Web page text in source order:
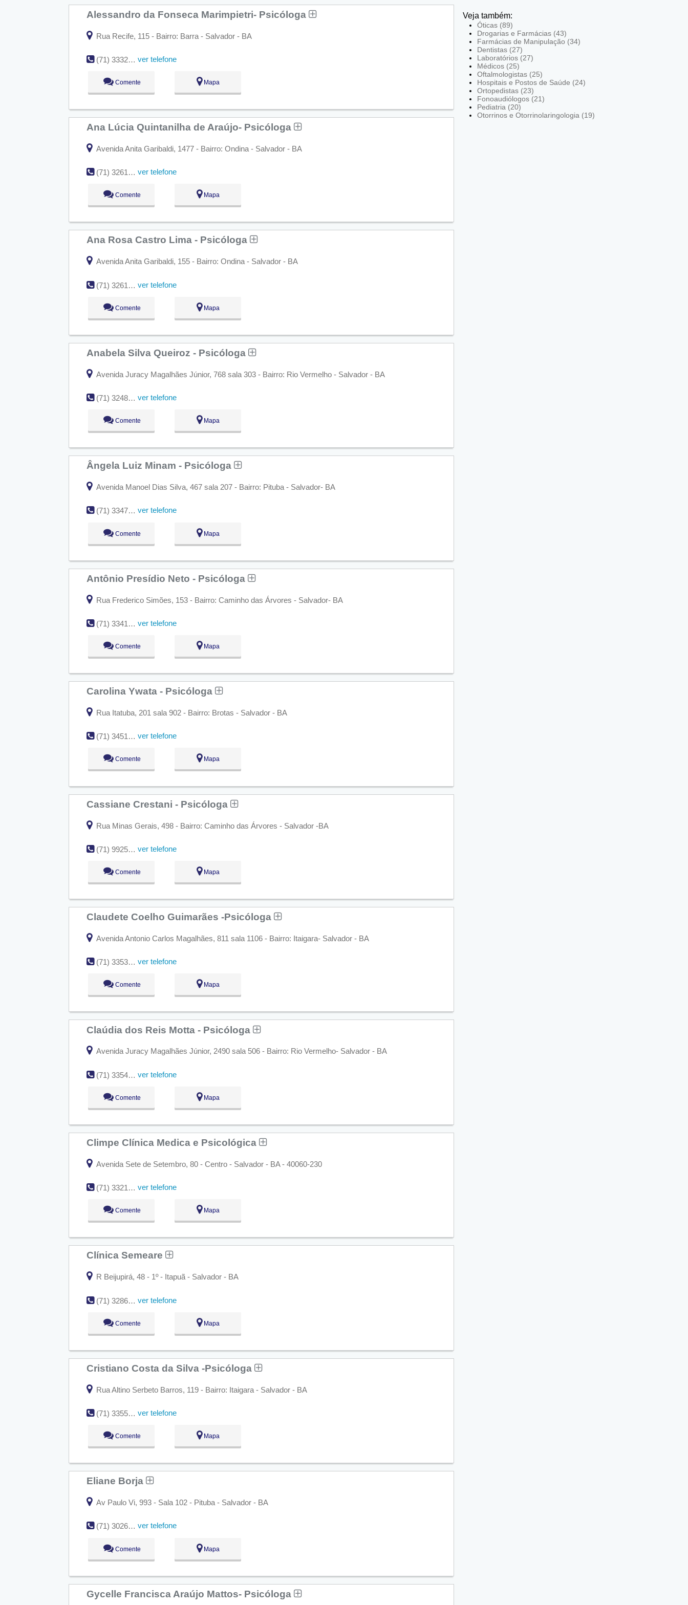
Alessandro da Fonseca Marimpietri- Psicóloga
Rua Recife, 115 - Bairro: Barra - Salvador - BA
(71) 3332-3132 ver telefone
Comente Mapa
Ana Lúcia Quintanilha de Araújo- Psicóloga
Avenida Anita Garibaldi, 1477 - Bairro: Ondina - Salvador - BA
(71) 3261-0748 ver telefone
Comente Mapa
Ana Rosa Castro Lima - Psicóloga
Avenida Anita Garibaldi, 155 - Bairro: Ondina - Salvador - BA
(71) 3261-8492 ver telefone
Comente Mapa
Anabela Silva Queiroz - Psicóloga
Avenida Juracy Magalhães Júnior, 768 sala 303 - Bairro: Rio Vermelho - Salvador - BA
(71) 3248-5916 ver telefone
Comente Mapa
Ângela Luiz Minam - Psicóloga
Avenida Manoel Dias Silva, 467 sala 207 - Bairro: Pituba - Salvador- BA
(71) 3347-5483 ver telefone
Comente Mapa
Antônio Presídio Neto - Psicóloga
Rua Frederico Simões, 153 - Bairro: Caminho das Árvores - Salvador- BA
(71) 3341-0978 ver telefone
Comente Mapa
Carolina Ywata - Psicóloga
Rua Itatuba, 201 sala 902 - Bairro: Brotas - Salvador - BA
(71) 3451-1112 ver telefone
Comente Mapa
Cassiane Crestani - Psicóloga
Rua Minas Gerais, 498 - Bairro: Caminho das Árvores - Salvador -BA
(71) 9925-4349 ver telefone
Comente Mapa
Claudete Coelho Guimarães -Psicóloga
Avenida Antonio Carlos Magalhães, 811 sala 1106 - Bairro: Itaigara- Salvador - BA
(71) 3353-7062 ver telefone
Comente Mapa
Claúdia dos Reis Motta - Psicóloga
Avenida Juracy Magalhães Júnior, 2490 sala 506 - Bairro: Rio Vermelho- Salvador - BA
(71) 3354-3352 ver telefone
Comente Mapa
Climpe Clínica Medica e Psicológica
Avenida Sete de Setembro, 80 - Centro - Salvador - BA - 40060-230
(71) 3321-5507 ver telefone
Comente Mapa
Clínica Semeare
R Beijupirá, 48 - 1º - Itapuã - Salvador - BA
(71) 3286-1016 ver telefone
Comente Mapa
Cristiano Costa da Silva -Psicóloga
Rua Altino Serbeto Barros, 119 - Bairro: Itaigara - Salvador - BA
(71) 3355-5800 ver telefone
Comente Mapa
Eliane Borja
Av Paulo Vi, 993 - Sala 102 - Pituba - Salvador - BA
(71) 3026-5356 ver telefone
Comente Mapa
Gycelle Francisca Araújo Mattos- Psicóloga
Veja também:
Óticas (89)
Drogarias e Farmácias (43)
Farmácias de Manipulação (34)
Dentistas (27)
Laboratórios (27)
Médicos (25)
Oftalmologistas (25)
Hospitais e Postos de Saúde (24)
Ortopedistas (23)
Fonoaudiólogos (21)
Pediatria (20)
Otorrinos e Otorrinolaringologia (19)